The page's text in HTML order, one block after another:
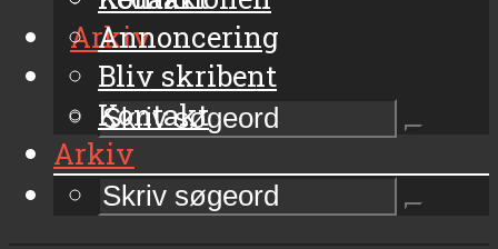
Arkiv
Annoncering
Bliv skribent
Kontakt
Arkiv